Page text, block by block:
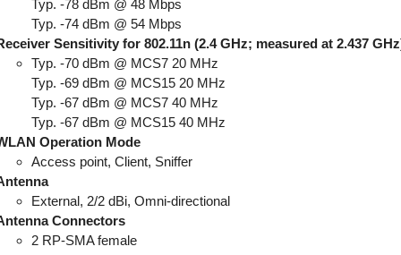
Typ. -78 dBm @ 48 Mbps
Typ. -74 dBm @ 54 Mbps
Sensitivity for 802.11n (2.4 GHz; measured at 2.437
Typ. -70 dBm @ MCS7 20 MHz
Typ. -69 dBm @ MCS15 20 MHz
Typ. -67 dBm @ MCS7 40 MHz
Typ. -67 dBm @ MCS15 40 MHz
Operation Mode
Access point, Client, Sniffer
External, 2/2 dBi, Omni-directional
Connectors
2 RP-SMA female